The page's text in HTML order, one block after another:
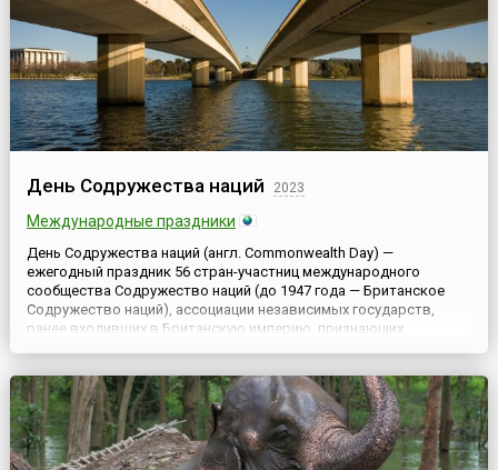
День Содружества наций 2023
Международные праздники
День Содружества наций (англ. Commonwealth Day) —
ежегодный праздник 56 стран-участниц международного
сообщества Содружество наций (до 1947 года — Британское
Содружество наций), ассоциации независимых государств,
ранее входивших в Британскую империю, признающих
понедельник марта и каждый год пос...